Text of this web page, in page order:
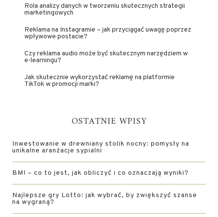
Rola analizy danych w tworzeniu skutecznych strategii
marketingowych
Reklama na Instagramie – jak przyciągać uwagę poprzez
wpływowe postacie?
Czy reklama audio może być skutecznym narzędziem w
e-learningu?
Jak skutecznie wykorzystać reklamę na platformie
TikTok w promocji marki?
OSTATNIE WPISY
Inwestowanie w drewniany stolik nocny: pomysły na
unikalne aranżacje sypialni
BMI – co to jest, jak obliczyć i co oznaczają wyniki?
Najlepsze gry Lotto: jak wybrać, by zwiększyć szanse
na wygraną?